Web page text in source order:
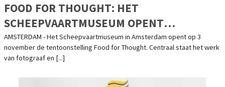
FOOD FOR THOUGHT: HET
SCHEEPVAARTMUSEUM OPENT
TENTOONSTELLING OVER DE VERBORGEN
WERELD ACHTER ONS VOEDSEL
AMSTERDAM - Het Scheepvaartmuseum in Amsterdam opent op 3
november de tentoonstelling Food for Thought. Centraal staat het werk
van fotograaf en [...]